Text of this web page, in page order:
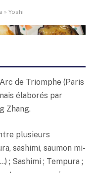
» Yoshi
de Triomphe (Paris
élaborés par
Zhang.
plusieurs
sashimi, saumon mi-
; Sashimi ; Tempura ;